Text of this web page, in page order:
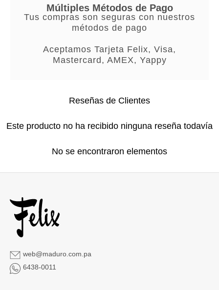
Múltiples Métodos de Pago
Tus compras son seguras con nuestros
métodos de pago
Aceptamos Tarjeta Felix, Visa,
Mastercard, AMEX, Yappy
Reseñas de Clientes
Este producto no ha recibido ninguna reseña todavía
No se encontraron elementos
web@maduro.com.pa
6438-0011